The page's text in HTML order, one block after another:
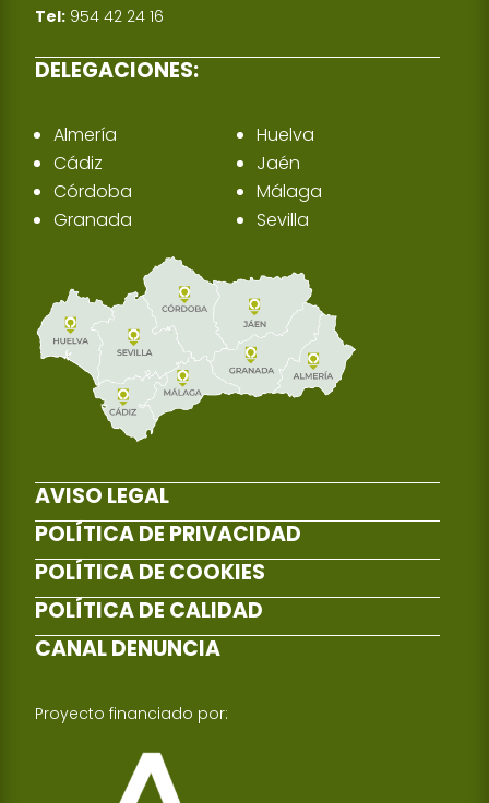
Tel: 954 42 24 16
DELEGACIONES:
Almería
Cádiz
Córdoba
Granada
Huelva
Jaén
Málaga
Sevilla
AVISO LEGAL
POLÍTICA DE PRIVACIDAD
POLÍTICA DE COOKIES
POLÍTICA DE CALIDAD
CANAL DENUNCIA
Proyecto financiado por: